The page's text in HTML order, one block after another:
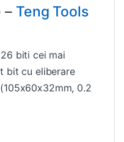
– Teng Tools
biti cei mai
bit cu eliberare
0.2